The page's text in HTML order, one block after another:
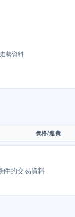
勢資料
價格/運費
件的交易資料